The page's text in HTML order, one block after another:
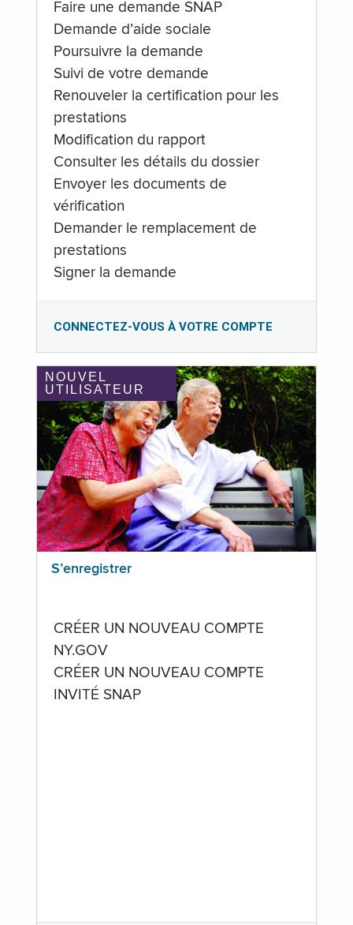
Faire une demande SNAP
Demande d’aide sociale
Poursuivre la demande
Suivi de votre demande
Renouveler la certification pour les
prestations
Modification du rapport
Consulter les détails du dossier
Envoyer les documents de
vérification
Demander le remplacement de
prestations
Signer la demande
CONNECTEZ-VOUS À VOTRE COMPTE
NOUVEL
UTILISATEUR
S’enregistrer
CRÉER UN NOUVEAU COMPTE
NY.GOV
CRÉER UN NOUVEAU COMPTE
INVITÉ SNAP